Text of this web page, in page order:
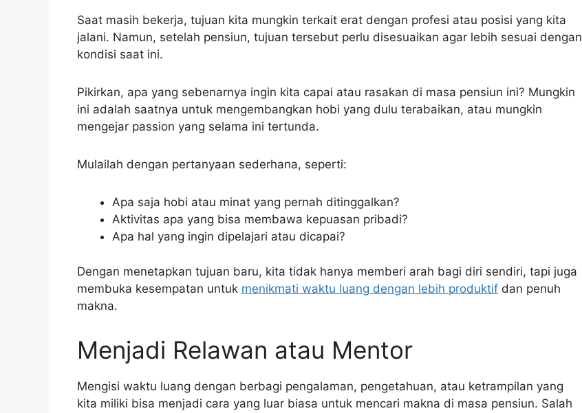
Saat masih bekerja, tujuan kita mungkin terkait erat dengan profesi atau posisi yang kita
jalani. Namun, setelah pensiun, tujuan tersebut perlu disesuaikan agar lebih sesuai dengan
kondisi saat ini.
Pikirkan, apa yang sebenarnya ingin kita capai atau rasakan di masa pensiun ini? Mungkin
ini adalah saatnya untuk mengembangkan hobi yang dulu terabaikan, atau mungkin
mengejar passion yang selama ini tertunda.
Mulailah dengan pertanyaan sederhana, seperti:
Apa saja hobi atau minat yang pernah ditinggalkan?
Aktivitas apa yang bisa membawa kepuasan pribadi?
Apa hal yang ingin dipelajari atau dicapai?
Dengan menetapkan tujuan baru, kita tidak hanya memberi arah bagi diri sendiri, tapi juga
membuka kesempatan untuk menikmati waktu luang dengan lebih produktif dan penuh
makna.
Menjadi Relawan atau Mentor
Mengisi waktu luang dengan berbagi pengalaman, pengetahuan, atau ketrampilan yang
kita miliki bisa menjadi cara yang luar biasa untuk mencari makna di masa pensiun. Salah